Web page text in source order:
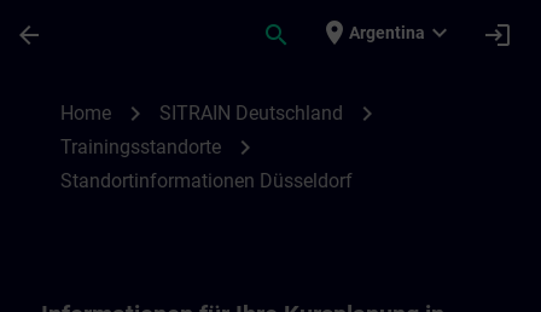
arrow_back search place Argentina expand_more login
Home chevron_right SITRAIN Deutschland chevron_right
Trainingsstandorte chevron_right
Standortinformationen Düsseldorf